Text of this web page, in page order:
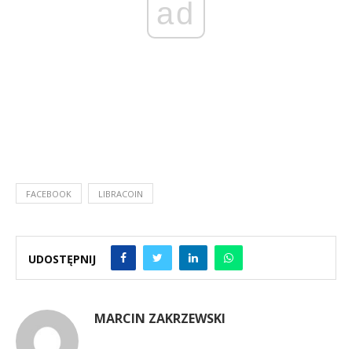
ad
FACEBOOK LIBRACOIN
UDOSTĘPNIJ
MARCIN ZAKRZEWSKI